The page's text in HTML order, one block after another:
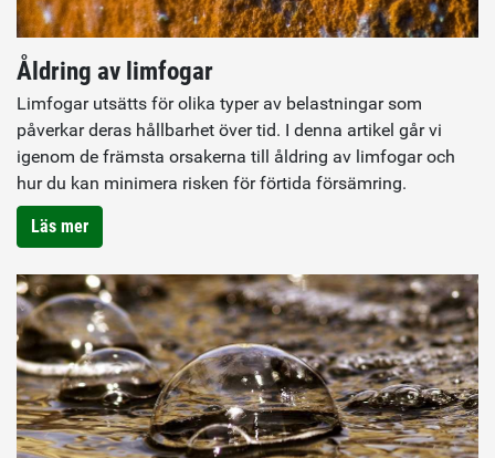
Åldring av limfogar
Limfogar utsätts för olika typer av belastningar som
påverkar deras hållbarhet över tid. I denna artikel går vi
igenom de främsta orsakerna till åldring av limfogar och
hur du kan minimera risken för förtida försämring.
Läs mer